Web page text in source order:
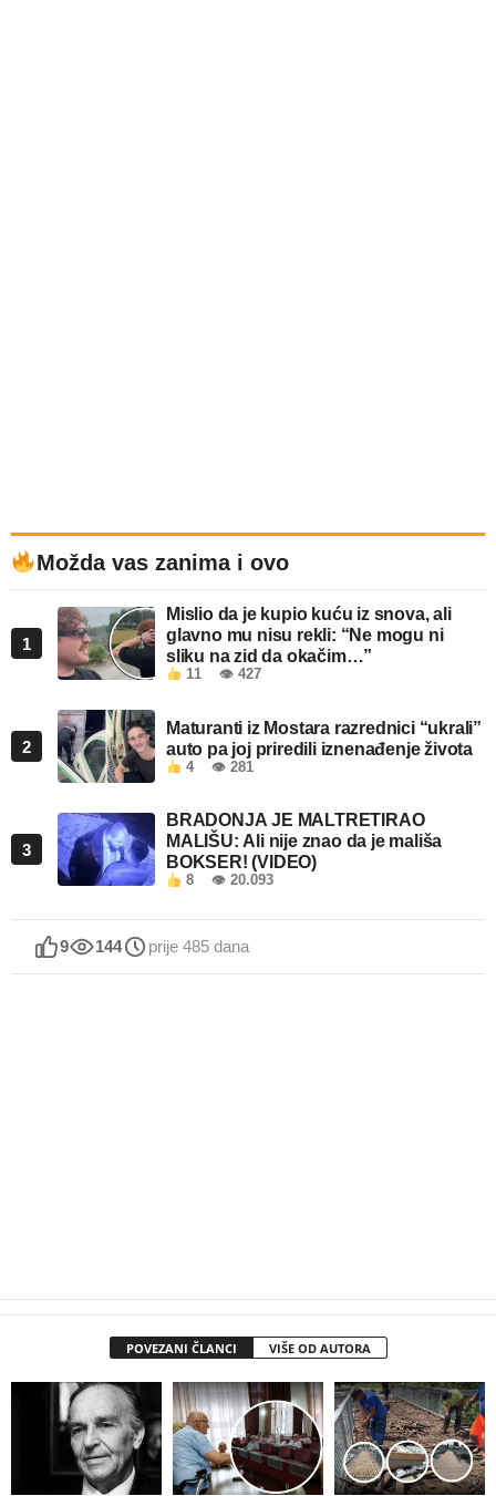
Možda vas zanima i ovo
1
Mislio da je kupio kuću iz snova, ali
glavno mu nisu rekli: “Ne mogu ni
sliku na zid da okačim…”
11 👁 427
2
Maturanti iz Mostara razrednici “ukrali”
auto pa joj priredili iznenađenje života
4 👁 281
3
BRADONJA JE MALTRETIRAO
MALIŠU: Ali nije znao da je mališa
BOKSER! (VIDEO)
8 👁 20.093
9 144 prije 485 dana
POVEZANI ČLANCI VIŠE OD AUTORA